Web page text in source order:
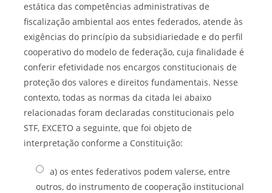
estática das competências administrativas de
fiscalização ambiental aos entes federados, atende às
exigências do princípio da subsidiariedade e do perfil
cooperativo do modelo de federação, cuja finalidade é
conferir efetividade nos encargos constitucionais de
proteção dos valores e direitos fundamentais. Nesse
contexto, todas as normas da citada lei abaixo
relacionadas foram declaradas constitucionais pelo
STF, EXCETO a seguinte, que foi objeto de
interpretação conforme a Constituição:
a) os entes federativos podem valerse, entre
outros, do instrumento de cooperação institucional